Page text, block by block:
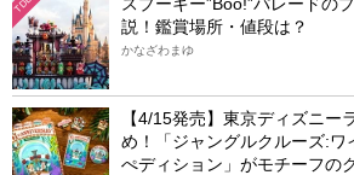
TDL
説！鑑賞場所・値段は？
かなざわまゆ
【4/15発売】東京ディズニー
め！「ジャングルクルーズ:ワ
ぺディション」がモチーフの